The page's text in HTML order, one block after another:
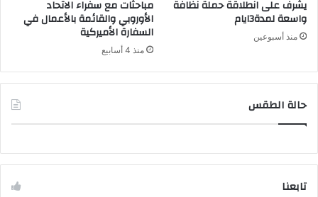
يشرف على انطلاقة حملة نظافة
واسعة لمدة3ايام
منذ أسبوعين
مباحثات مع سفراء الاتحاد
الأوروبي والقائمة بالأعمال في
السفارة الأميركية
منذ 4 أسابيع
حالة الطقس
تابعنا